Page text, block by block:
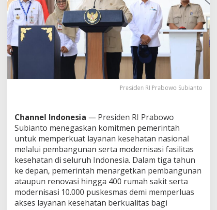
1
0
R
i
b
u
P
u
s
a
s
d
l
a
m
3
T
a
h
Presiden RI Prabowo Subianto
Channel Indonesia — Presiden RI Prabowo
Subianto menegaskan komitmen pemerintah
untuk memperkuat layanan kesehatan nasional
melalui pembangunan serta modernisasi fasilitas
kesehatan di seluruh Indonesia. Dalam tiga tahun
ke depan, pemerintah menargetkan pembangunan
ataupun renovasi hingga 400 rumah sakit serta
modernisasi 10.000 puskesmas demi memperluas
akses layanan kesehatan berkualitas bagi